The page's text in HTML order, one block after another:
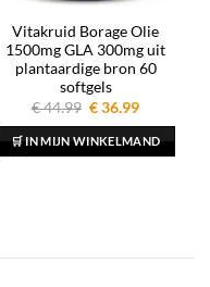
Vitakruid Borage Olie
1500mg GLA 300mg uit
plantaardige bron 60
softgels
€44.99 Oorspronkelijke
was:
€ 44.99.
€36.99Huidige
is:
€ 36.99.
🛒 IN MIJN WINKELMAND